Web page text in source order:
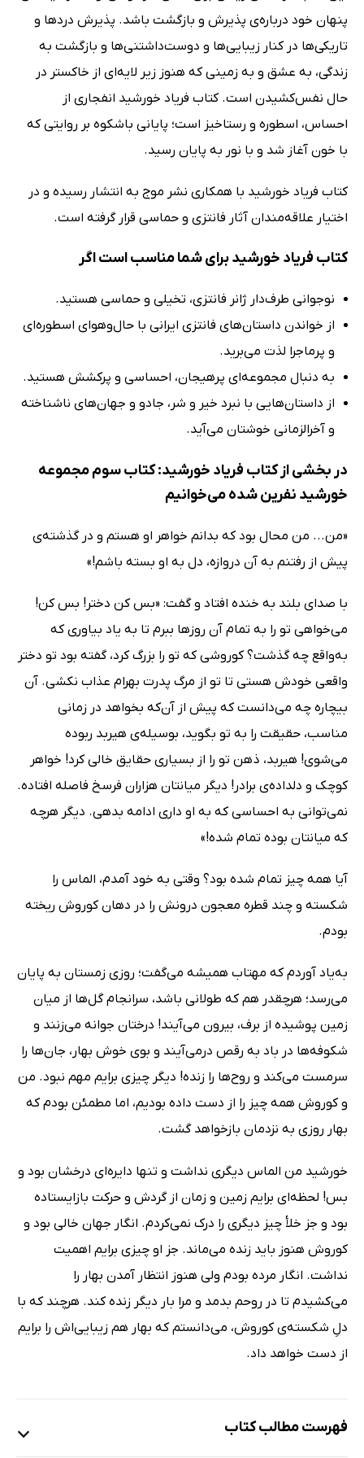
پنهان خود درباره‌ی پذیرش و بازگشت باشد. پذیرش دردها و
تاریکی‌ها در کنار زیبایی‌ها و دوست‌داشتنی‌ها و بازگشت به
زندگی، به عشق و به زمینی که هنوز زیر لایه‌ای از خاکستر در
حال نفس‌کشیدن است. کتاب فریاد خورشید انفجاری از
احساس، اسطوره و رستاخیز است؛ پایانی باشکوه بر روایتی که
با خون آغاز شد و با نور به پایان رسید.
کتاب فریاد خورشید با همکاری نشر موج به انتشار رسیده و در
اختیار علاقه‌مندان آثار فانتزی و حماسی قرار گرفته است.
کتاب فریاد خورشید برای شما مناسب است اگر
نوجوانی طرف‌دار ژانر فانتزی، تخیلی و حماسی هستید.
از خواندن داستان‌های فانتزی ایرانی با حال‌وهوای اسطوره‌ای
و پرماجرا لذت می‌برید.
به دنبال مجموعه‌ای پرهیجان، احساسی و پرکشش هستید.
از داستان‌هایی با نبرد خیر و شر، جادو و جهان‌های ناشناخته
و آخرالزمانی خوشتان می‌آید.
در بخشی از کتاب فریاد خورشید: کتاب سوم مجموعه
خورشید نفرین شده می‌خوانیم
«من... من محال بود که بدانم خواهر او هستم و در گذشته‌ی
پیش از رفتنم به آن دروازه، دل به او بسته باشم!»
با صدای بلند به خنده افتاد و گفت: «بس کن دختر! بس کن!
می‌خواهی تو را به تمام آن روزها ببرم تا به یاد بیاوری که
به‌واقع چه گذشت؟ کوروشی که تو را بزرگ کرد، گفته بود تو دختر
واقعی خودش هستی تا تو از مرگ پدرت بهرام عذاب نکشی. آن
بیچاره چه می‌دانست که پیش از آن‌که بخواهد در زمانی
مناسب، حقیقت را به تو بگوید، بوسیله‌ی هیربد ربوده
می‌شوی! هیربد، ذهن تو را از بسیاری حقایق خالی کرد! خواهر
کوچک و دلداده‌ی برادر! دیگر میانتان هزاران فرسخ فاصله افتاده.
نمی‌توانی به احساسی که به او داری ادامه بدهی. دیگر هرچه
که میانتان بوده تمام شده!»
آیا همه چیز تمام شده بود؟ وقتی به خود آمدم، الماس را
شکسته و چند قطره معجون درونش را در دهان کوروش ریخته
بودم.
به‌یاد آوردم که مهتاب همیشه می‌گفت؛ روزی زمستان به پایان
می‌رسد؛ هرچقدر هم که طولانی باشد، سرانجام گل‌ها از میان
زمین پوشیده از برف‌، بیرون می‌آیند! درختان جوانه می‌زنند و
شکوفه‌ها در باد به رقص درمی‌آیند و بوی خوش بهار، جان‌ها را
سرمست می‌کند و روح‌ها را زنده! دیگر چیزی برایم مهم نبود. من
و کوروش همه چیز را از دست داده بودیم، اما مطمئن بودم که
بهار روزی به نزدمان بازخواهد گشت.
خورشید من الماس دیگری نداشت و تنها دایره‌ا‌ی درخشان بود و
بس! لحظه‌ای برایم زمین و زمان از گردش و حرکت بازایستاده
بود و جز خلأ چیز دیگری را درک نمی‌کردم. انگار جهان خالی بود و
کوروش هنوز باید زنده می‌ماند. جز او چیزی برایم اهمیت
نداشت. انگار مرده بودم ولی هنوز انتظار آمدن بهار را
می‌کشیدم تا در روحم بدمد و مرا بار دیگر زنده کند. هرچند که با
دلِ شکسته‌ی کوروش، می‌دانستم که بهار هم زیبایی‌اش را برایم
از دست خواهد داد.
فهرست مطالب کتاب